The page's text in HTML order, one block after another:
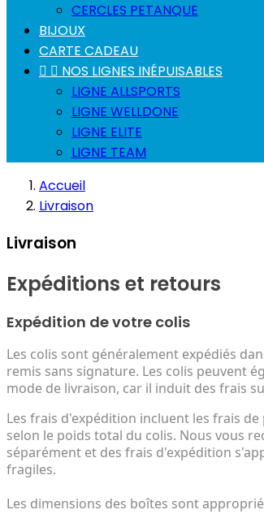
CERCLES PETANQUE
BIJOUX
CARTE CADEAU
  NOS LIGNES INÉPUISABLES
LIGNE ALLSPORTS
LIGNE WELLDONE
LIGNE ELITE
LIGNE TEAM
Accueil
Livraison
Livraison
Expéditions et retours
Expédition de votre colis
Les colis sont généralement expédiés
remis sans signature. Les colis peuvent
mode de livraison, car il induit des frais
Les frais d'expédition incluent les frais
selon le poids total du colis. Nous vous
séparément et des frais d'expédition
fragiles.
Les dimensions des boîtes sont